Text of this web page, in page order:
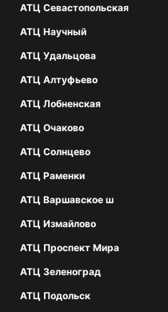
АТЦ Севастопольская
АТЦ Научный
АТЦ Удальцова
АТЦ Алтуфьево
АТЦ Лобненская
АТЦ Очаково
АТЦ Солнцево
АТЦ Раменки
АТЦ Варшавское ш
АТЦ Измайлово
АТЦ Проспект Мира
АТЦ Зеленоград
АТЦ Подольск